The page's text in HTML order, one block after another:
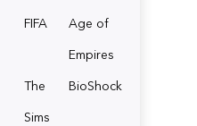
FIFA
Age of
Empires
The
Sims
BioShock